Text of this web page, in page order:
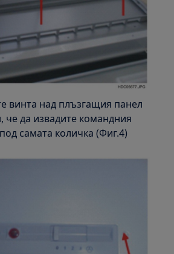
винта над плъзгащия панел
че да извадите командния
самата количка (Фиг.4)